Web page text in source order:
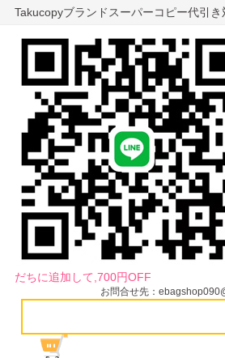
Takucopyブランドスーパーコピー代引
だちに追加して,700円OFF
お問合せ先：